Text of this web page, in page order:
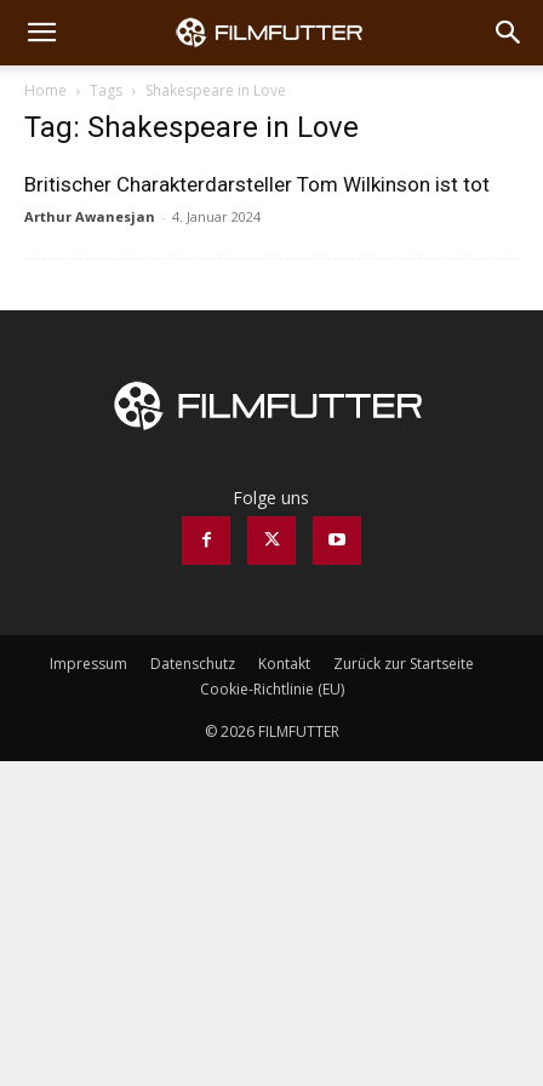
Home Tags Shakespeare in Love
Tag: Shakespeare in Love
Britischer Charakterdarsteller Tom Wilkinson ist tot
Arthur Awanesjan - 4. Januar 2024
Folge uns
Impressum Datenschutz Kontakt
Zurück zur Startseite
Cookie-Richtlinie (EU)
© 2026 FILMFUTTER